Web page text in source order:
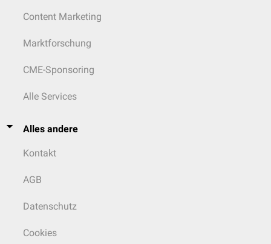
Content Marketing
Marktforschung
CME-Sponsoring
Alle Services
Alles andere
Kontakt
AGB
Datenschutz
Cookies